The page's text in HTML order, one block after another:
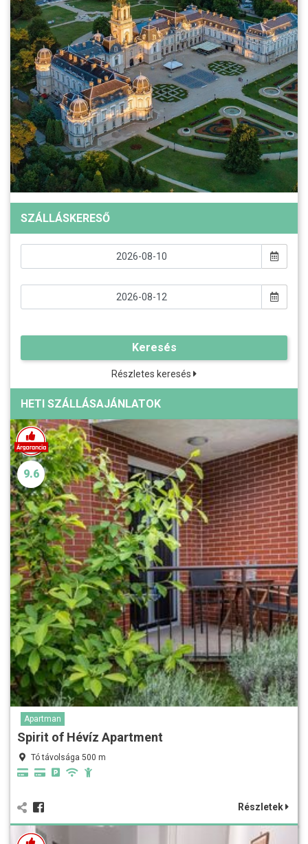
SZÁLLÁSKERESŐ
Keresés
Részletes keresés
HETI SZÁLLÁSAJÁNLATOK
9.6
Apartman
Spirit of Hévíz Apartment
Tó távolsága 500 m
Részletek